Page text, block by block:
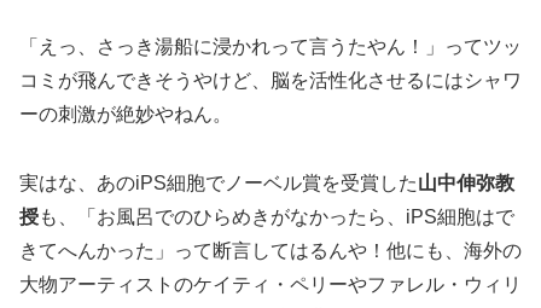
「えっ、さっき湯船に浸かれって言うたやん！」ってツッ
コミが飛んできそうやけど、脳を活性化させるにはシャワ
ーの刺激が絶妙やねん。
実はな、あのiPS細胞でノーベル賞を受賞した山中伸弥教
授も、「お風呂でのひらめきがなかったら、iPS細胞はで
きてへんかった」って断言してはるんや！他にも、海外の
大物アーティストのケイティ・ペリーやファレル・ウィリ